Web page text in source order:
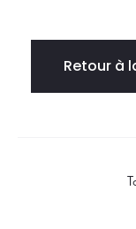
Retour à